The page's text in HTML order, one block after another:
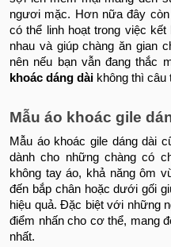
ngươi mặc. Hơn nữa đây
có thể linh hoạt trong việc
nhau và giúp chàng ăn gian
nên nếu bạn vẫn đang thắc
khoác dáng dài không thì câu
Mẫu áo khoác gile
Mẫu áo khoác gile dáng dài
dành cho những chàng có
không tay áo, khả năng ôm
đến bắp chân hoặc dưới gối
hiệu quả. Đặc biệt với những
điểm nhấn cho cơ thể, mang
nhất.